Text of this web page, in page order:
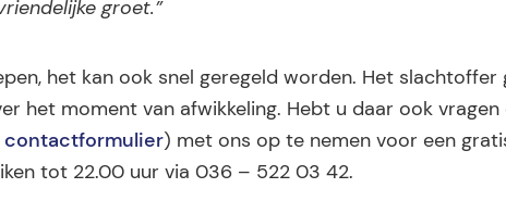
groet.”
het kan ook snel geregeld worden. Het slachtoffer
het moment van afwikkeling. Hebt u daar ook vragen
contactformulier) met ons op te nemen voor een
tot 22.00 uur via 036 – 522 03 42.